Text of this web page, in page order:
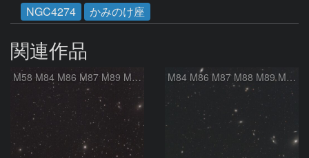
NGC4274
かみのけ座
関連作品
M58 M84 M86 M87 M89 M90 マルカリアンの銀河鎖 おとめ座 かみのけ座 M84 M86 M87 M88 M89 M90 M91 マルカリアンの銀河鎖 おとめ座 かみのけ座